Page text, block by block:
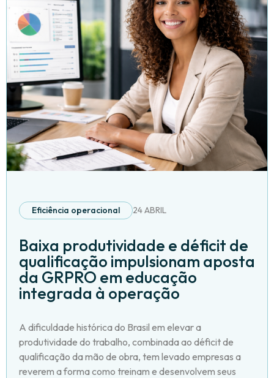
Eficiência operacional 24 ABRIL
Baixa produtividade e déficit de
qualificação impulsionam aposta
da GRPRO em educação
integrada à operação
A dificuldade histórica do Brasil em elevar a
produtividade do trabalho, combinada ao déficit de
qualificação da mão de obra, tem levado empresas a
reverem a forma como treinam e desenvolvem seus